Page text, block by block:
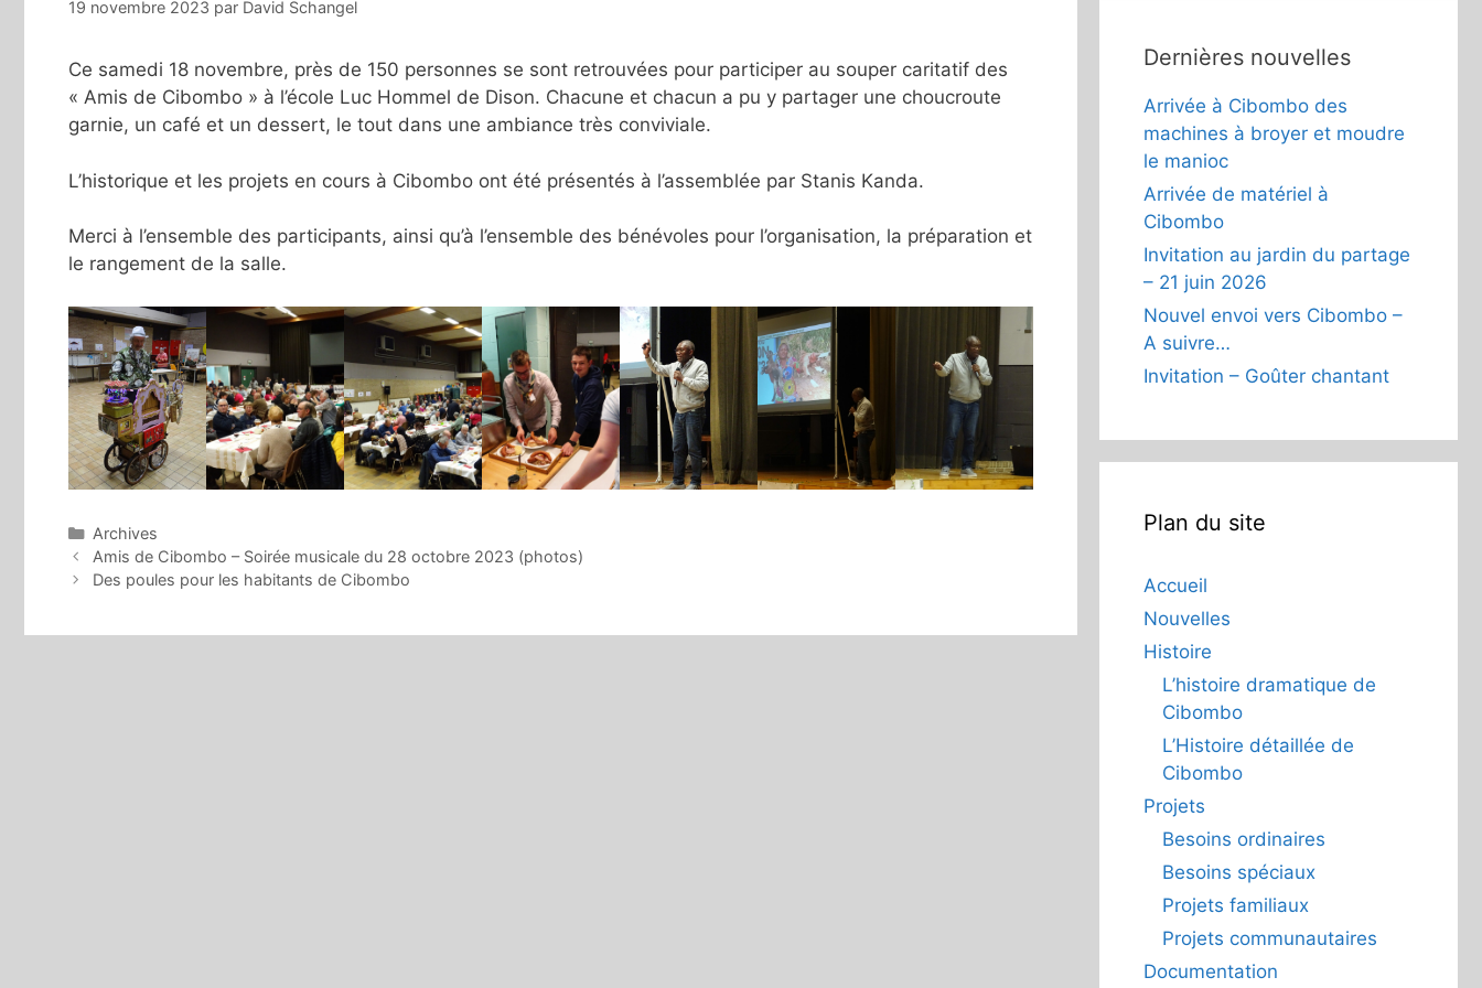
19 novembre 2023 par David Schangel
Ce samedi 18 novembre, près de 150 personnes se sont retrouvées pour participer au souper caritatif des
« Amis de Cibombo » à l’école Luc Hommel de Dison. Chacune et chacun a pu y partager une choucroute
garnie, un café et un dessert, le tout dans une ambiance très conviviale.
L’historique et les projets en cours à Cibombo ont été présentés à l’assemblée par Stanis Kanda.
Merci à l’ensemble des participants, ainsi qu’à l’ensemble des bénévoles pour l’organisation, la préparation et
le rangement de la salle.
Catégories
Archives
Amis de Cibombo – Soirée musicale du 28 octobre 2023 (photos)
Des poules pour les habitants de Cibombo
Dernières nouvelles
Arrivée à Cibombo des
machines à broyer et moudre
le manioc
Arrivée de matériel à
Cibombo
Invitation au jardin du partage
– 21 juin 2026
Nouvel envoi vers Cibombo –
A suivre…
Invitation – Goûter chantant
Plan du site
Accueil
Nouvelles
Histoire
L’histoire dramatique de
Cibombo
L’Histoire détaillée de
Cibombo
Projets
Besoins ordinaires
Besoins spéciaux
Projets familiaux
Projets communautaires
Documentation